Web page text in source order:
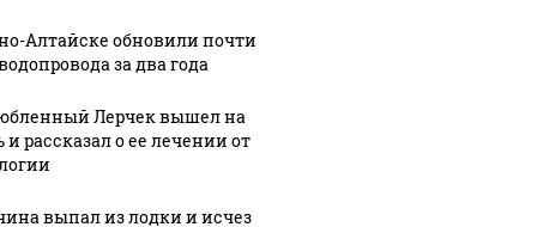
Алтайске обновили почти
за два года
Лерчек вышел на
и рассказал о ее лечении от
выпал из лодки и исчез